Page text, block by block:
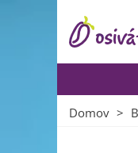
Domov >